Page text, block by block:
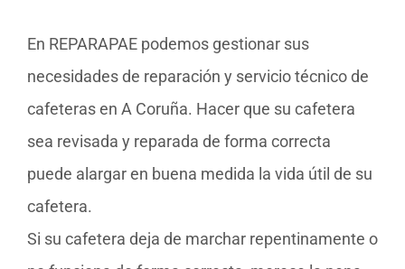
En REPARAPAE podemos gestionar sus
necesidades de reparación y servicio técnico de
cafeteras en A Coruña. Hacer que su cafetera
sea revisada y reparada de forma correcta
puede alargar en buena medida la vida útil de su
cafetera.
Si su cafetera deja de marchar repentinamente o